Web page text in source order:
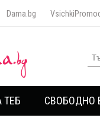
Dama.bg
ТЕБ СВОБОДНО